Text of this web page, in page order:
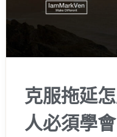
克服拖延
人必須學